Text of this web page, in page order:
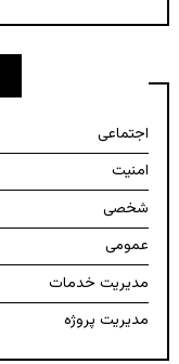
اجتماعی
امنیت
شخصی
عمومی
مدیریت خدمات
مدیریت پروژه